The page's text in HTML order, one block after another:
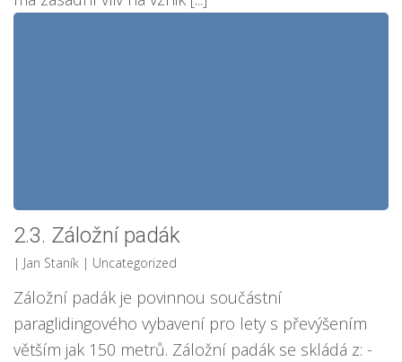
2.3. Záložní padák
| Jan Staník | Uncategorized
Záložní padák je povinnou součástní
paraglidingového vybavení pro lety s převýšením
větším jak 150 metrů. Záložní padák se skládá z: -